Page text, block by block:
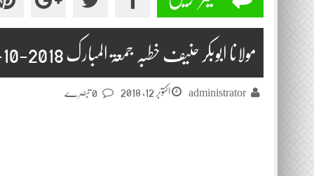
مولانا ابوبکر حنیف خطبہ جمعۃ المبارک 2018-10-12
administrator اکتوبر 12, 2018